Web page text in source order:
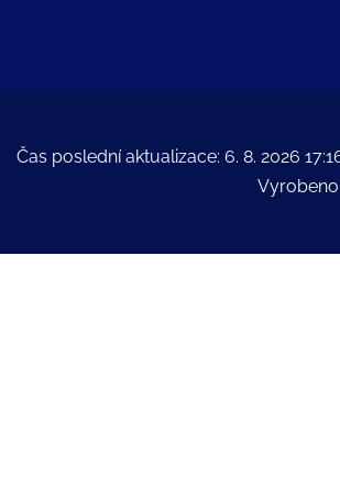
Čas poslední aktualizace: 6. 8. 2026